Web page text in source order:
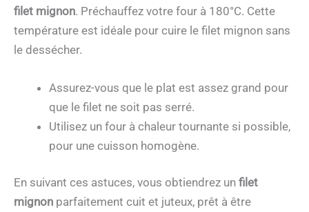
filet mignon. Préchauffez votre four à 180°C. Cette
température est idéale pour cuire le filet mignon sans
le dessécher.
Assurez-vous que le plat est assez grand pour
que le filet ne soit pas serré.
Utilisez un four à chaleur tournante si possible,
pour une cuisson homogène.
En suivant ces astuces, vous obtiendrez un filet
mignon parfaitement cuit et juteux, prêt à être